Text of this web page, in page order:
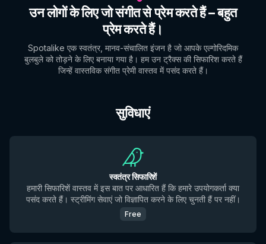
उन लोगों के लिए जो संगीत से प्रेम करते हैं – बहुत
प्रेम करते हैं।
Spotalike एक स्वतंत्र, मानव-संचालित इंजन है जो आपके एल्गोरिदमिक
बुलबुले को तोड़ने के लिए बनाया गया है। हम उन ट्रैक्स की सिफारिश करते हैं
जिन्हें वास्तविक संगीत प्रेमी वास्तव में पसंद करते हैं।
सुविधाएं
स्वतंत्र सिफारिशें
हमारी सिफारिशें वास्तव में इस बात पर आधारित हैं कि हमारे उपयोगकर्ता क्या
पसंद करते हैं। स्ट्रीमिंग सेवाएं जो विज्ञापित करने के लिए चुनती हैं पर नहीं।
Free